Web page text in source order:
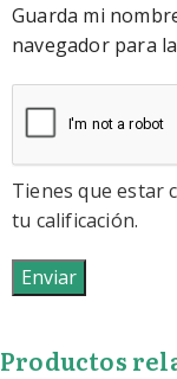
Guarda mi
navegador para
Tienes que estar
tu calificación.
Productos